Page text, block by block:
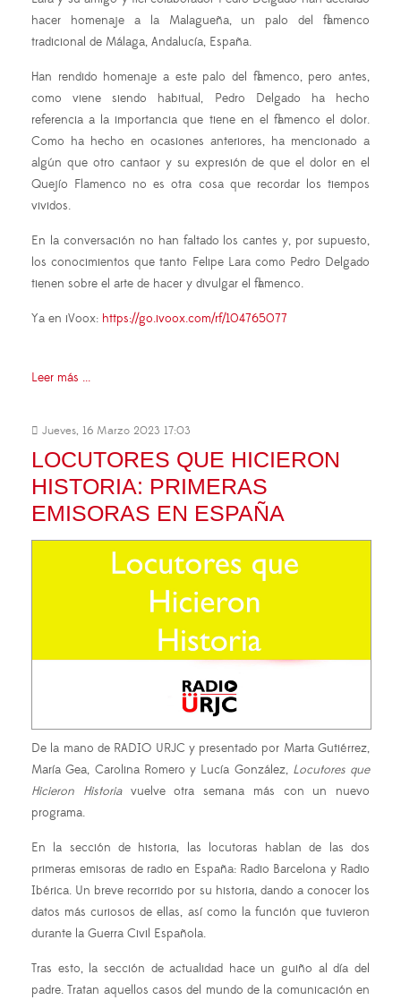
hacer homenaje a la Malagueña, un palo del flamenco
tradicional de Málaga, Andalucía, España.
Han rendido homenaje a este palo del flamenco, pero antes,
como viene siendo habitual, Pedro Delgado ha hecho
referencia a la importancia que tiene en el flamenco el dolor.
Como ha hecho en ocasiones anteriores, ha mencionado a
algún que otro cantaor y su expresión de que el dolor en el
Quejío Flamenco no es otra cosa que recordar los tiempos
vividos.
En la conversación no han faltado los cantes y, por supuesto,
los conocimientos que tanto Felipe Lara como Pedro Delgado
tienen sobre el arte de hacer y divulgar el flamenco.
Ya en iVoox: https://go.ivoox.com/rf/104765077
Leer más ...
Jueves, 16 Marzo 2023 17:03
LOCUTORES QUE HICIERON
HISTORIA: PRIMERAS
EMISORAS EN ESPAÑA
De la mano de RADIO URJC y presentado por Marta Gutiérrez,
María Gea, Carolina Romero y Lucía González, Locutores que
Hicieron Historiavuelve otra semana más con un nuevo
programa.
En la sección de historia, las locutoras hablan de las dos
primeras emisoras de radio en España: Radio Barcelona y Radio
Ibérica. Un breve recorrido por su historia, dando a conocer los
datos más curiosos de ellas, así como la función que tuvieron
durante la Guerra Civil Española.
Tras esto, la sección de actualidad hace un guiño al día del
padre. Tratan aquellos casos del mundo de la comunicación en